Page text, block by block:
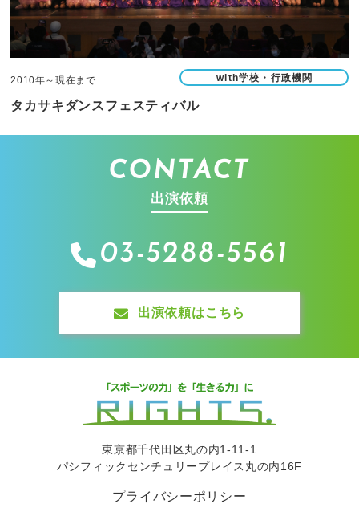
2010年～現在まで with学校・行政機関
タカサキダンスフェスティバル
CONTACT
出演依頼
03-5288-5561
出演依頼はこちら
東京都千代田区丸の内1-11-1
パシフィックセンチュリープレイス丸の内16F
プライバシーポリシー